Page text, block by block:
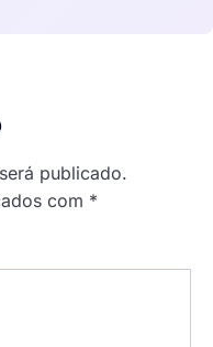
publicado.
com *